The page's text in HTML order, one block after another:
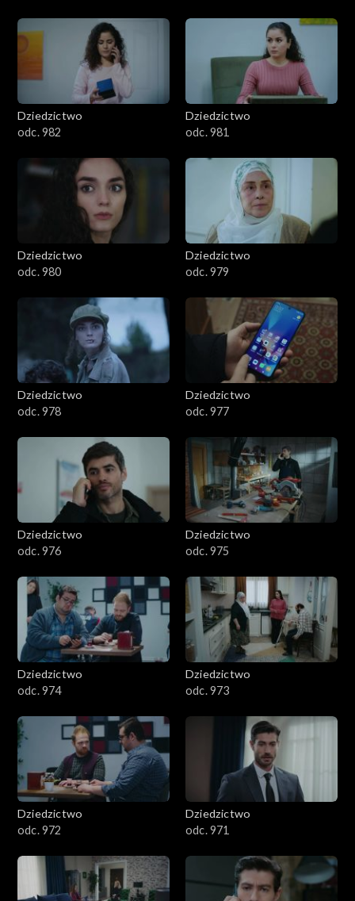
Dziedzictwo
odc. 982
Dziedzictwo
odc. 981
Dziedzictwo
odc. 980
Dziedzictwo
odc. 979
Dziedzictwo
odc. 978
Dziedzictwo
odc. 977
Dziedzictwo
odc. 976
Dziedzictwo
odc. 975
Dziedzictwo
odc. 974
Dziedzictwo
odc. 973
Dziedzictwo
odc. 972
Dziedzictwo
odc. 971